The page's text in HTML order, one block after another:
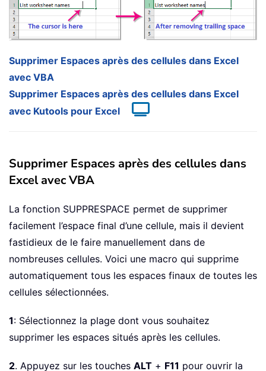
Supprimer Espaces après des cellules dans Excel
avec VBA
Supprimer Espaces après des cellules dans Excel
avec Kutools pour Excel
Supprimer Espaces après des cellules dans
Excel avec VBA
La fonction SUPPRESPACE permet de supprimer
facilement l’espace final d’une cellule, mais il devient
fastidieux de le faire manuellement dans de
nombreuses cellules. Voici une macro qui supprime
automatiquement tous les espaces finaux de toutes les
cellules sélectionnées.
1: Sélectionnez la plage dont vous souhaitez
supprimer les espaces situés après les cellules.
2. Appuyez sur les touches ALT + F11 pour ouvrir la